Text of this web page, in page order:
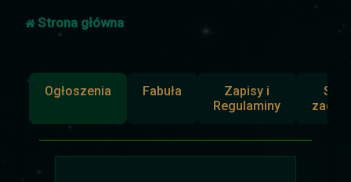
Strona główna
Ogłoszenia Fabuła
Zapisy i
Regulaminy